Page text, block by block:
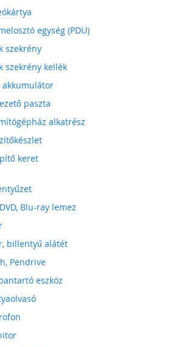
egység (PDU)
szekrény
szekrény kellék
akkumulátor
paszta
alkatrész
keret
Blu-ray lemez
billentyű alátét
Pendrive
eszköz